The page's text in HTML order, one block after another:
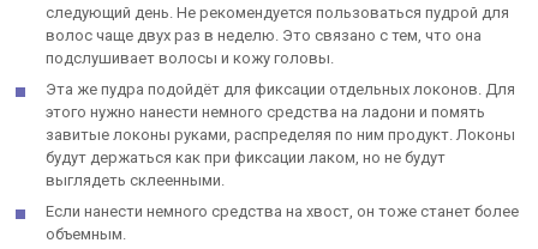
следующий день. Не рекомендуется пользоваться пудрой для
волос чаще двух раз в неделю. Это связано с тем, что она
подслушивает волосы и кожу головы.
Эта же пудра подойдёт для фиксации отдельных локонов. Для
этого нужно нанести немного средства на ладони и помять
завитые локоны руками, распределяя по ним продукт. Локоны
будут держаться как при фиксации лаком, но не будут
выглядеть склеенными.
Если нанести немного средства на хвост, он тоже станет более
объемным.